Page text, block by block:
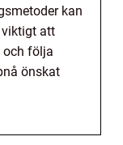
kan
viktigt att
och följa
önskat